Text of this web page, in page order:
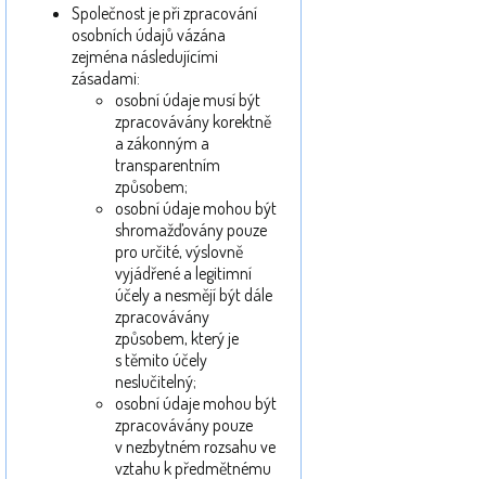
Společnost je při zpracování
osobních údajů vázána
zejména následujícími
zásadami:
osobní údaje musí být
zpracovávány korektně
a zákonným a
transparentním
způsobem;
osobní údaje mohou být
shromažďovány pouze
pro určité, výslovně
vyjádřené a legitimní
účely a nesmějí být dále
zpracovávány
způsobem, který je
s těmito účely
neslučitelný;
osobní údaje mohou být
zpracovávány pouze
v nezbytném rozsahu ve
vztahu k předmětnému